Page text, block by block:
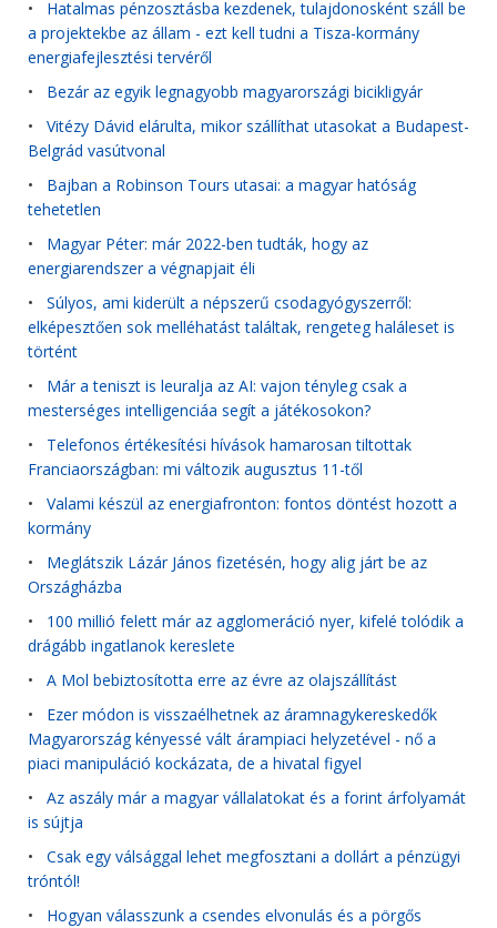
• Hatalmas pénzosztásba kezdenek, tulajdonosként száll be
a projektekbe az állam - ezt kell tudni a Tisza-kormány
energiafejlesztési tervéről
• Bezár az egyik legnagyobb magyarországi bicikligyár
• Vitézy Dávid elárulta, mikor szállíthat utasokat a Budapest-
Belgrád vasútvonal
• Bajban a Robinson Tours utasai: a magyar hatóság
tehetetlen
• Magyar Péter: már 2022-ben tudták, hogy az
energiarendszer a végnapjait éli
• Súlyos, ami kiderült a népszerű csodagyógyszerről:
elképesztően sok melléhatást találtak, rengeteg haláleset is
történt
• Már a teniszt is leuralja az AI: vajon tényleg csak a
mesterséges intelligenciáa segít a játékosokon?
• Telefonos értékesítési hívások hamarosan tiltottak
Franciaországban: mi változik augusztus 11-től
• Valami készül az energiafronton: fontos döntést hozott a
kormány
• Meglátszik Lázár János fizetésén, hogy alig járt be az
Országházba
• 100 millió felett már az agglomeráció nyer, kifelé tolódik a
drágább ingatlanok kereslete
• A Mol bebiztosította erre az évre az olajszállítást
• Ezer módon is visszaélhetnek az áramnagykereskedők
Magyarország kényessé vált árampiaci helyzetével - nő a
piaci manipuláció kockázata, de a hivatal figyel
• Az aszály már a magyar vállalatokat és a forint árfolyamát
is sújtja
• Csak egy válsággal lehet megfosztani a dollárt a pénzügyi
tróntól!
• Hogyan válasszunk a csendes elvonulás és a pörgős